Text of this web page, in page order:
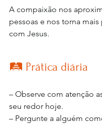
A compaixão nos
pessoas e nos torna mais
com Jesus.
🛤️ Prática diária
– Observe com atenção
seu redor hoje.
– Pergunte a alguém